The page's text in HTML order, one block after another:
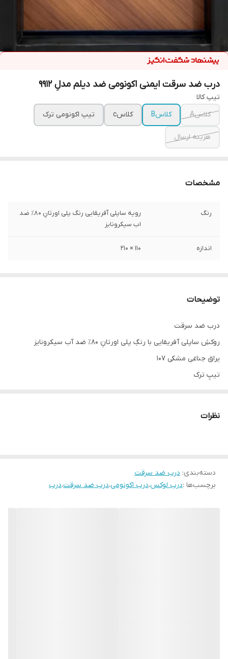
درب ضد سرقت ایمنی اکونومی ضد دیلم مدلِ 9912
تیپ کالا
کلاسA
کلاسB کلاسc تیپ اکونومی ترک
هزینه ارسال
مشخصات
رنگ
رویه ساپلی آفریقایی رنگ پلی اورتانِ ۸۰٪ ضد
اب سیکرونایز
اندازه ۱۱۰ × ۲۱۰
توضیحات
درب ضد سرقت
روکشِ ساپلی آفریقایی با رنگِ پلی اورتانِ ۸۰٪ ضد آب سیکرونایز
یراق جناغی مشکی ۱۰۷
تیپِ ترک
کفی ۱۸
عایق پشمِ سنگ
نظرات
دسته‌بندی: درب ضد سرقت
برچسب‌ها :درب لوکس،درب اکونومی،درب ضد سرقت،درب